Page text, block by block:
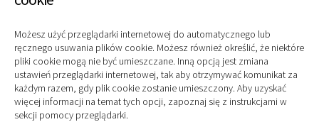
Możesz użyć przeglądarki internetowej do automatycznego lub
ręcznego usuwania plików cookie. Możesz również określić, że niektóre
pliki cookie mogą nie być umieszczane. Inną opcją jest zmiana
ustawień przeglądarki internetowej, tak aby otrzymywać komunikat za
każdym razem, gdy plik cookie zostanie umieszczony. Aby uzyskać
więcej informacji na temat tych opcji, zapoznaj się z instrukcjami w
sekcji pomocy przeglądarki.